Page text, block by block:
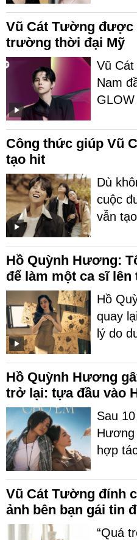
Vũ Cát Tường được
trường thời đại Mỹ
Vũ
Nam
Công thức giúp Vũ
tạo hit
Dù
cuộc
vẫn
Hồ Quỳnh Hương:
để làm một ca sĩ lên
Hồ
quay
lý do
Hồ Quỳnh Hương
trở lại: tựa đầu vào
Sau
hợp
Vũ Cát Tường đính
ảnh bên bạn gái tin
“Quá